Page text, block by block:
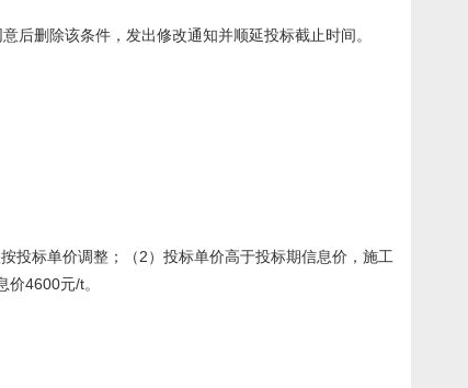
后删除该条件，发出修改通知并顺延投标截止时间。
投标单价调整；（2）投标单价高于投标期信息价，施工
4600元/t。